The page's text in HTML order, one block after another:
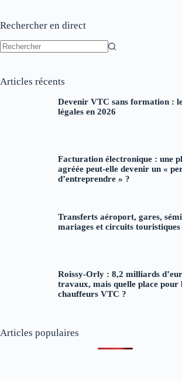
Rechercher en direct
Articles récents
Devenir VTC sans formation :
légales en 2026
Facturation électronique : une
agréée peut-elle devenir un «
d’entreprendre » ?
Transferts aéroport, gares,
mariages et circuits touristiques
Roissy-Orly : 8,2 milliards
travaux, mais quelle place pour
chauffeurs VTC ?
Articles populaires